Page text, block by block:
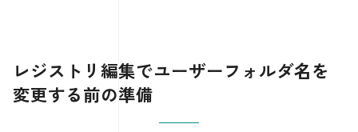
レジストリ編集でユーザーフォルダ名を
変更する前の準備